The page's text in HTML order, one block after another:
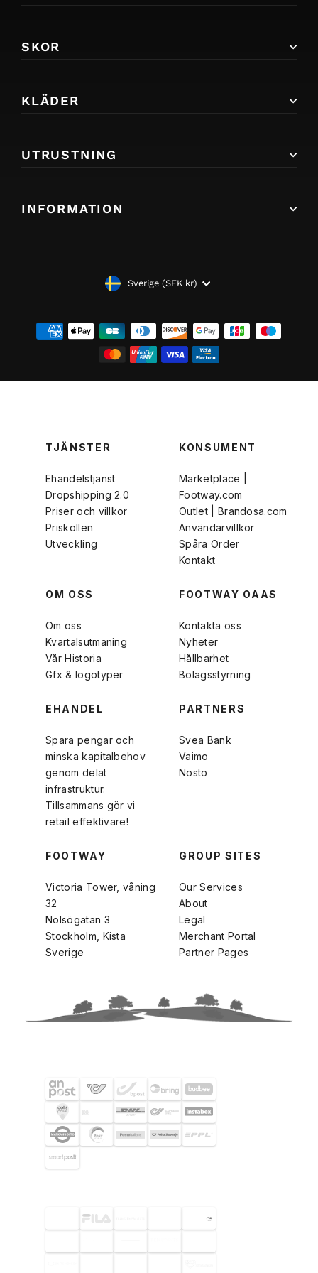
SKOR
KLÄDER
UTRUSTNING
INFORMATION
VALUTASverige (SEK kr)
TJÄNSTER
Ehandelstjänst
Dropshipping 2.0
Priser och villkor
Priskollen
Utveckling
KONSUMENT
Marketplace |
Footway.com
Outlet | Brandosa.com
Användarvillkor
Spåra Order
Kontakt
OM OSS
Om oss
Kvartalsutmaning
Vår Historia
Gfx & logotyper
FOOTWAY OAAS
Kontakta oss
Nyheter
Hållbarhet
Bolagsstyrning
EHANDEL
Spara pengar och
minska kapitalbehov
genom delat
infrastruktur.
Tillsammans gör vi
retail effektivare!
PARTNERS
Svea Bank
Vaimo
Nosto
FOOTWAY
Victoria Tower, våning
32
Nolsögatan 3
Stockholm, Kista
Sverige
GROUP SITES
Our Services
About
Legal
Merchant Portal
Partner Pages